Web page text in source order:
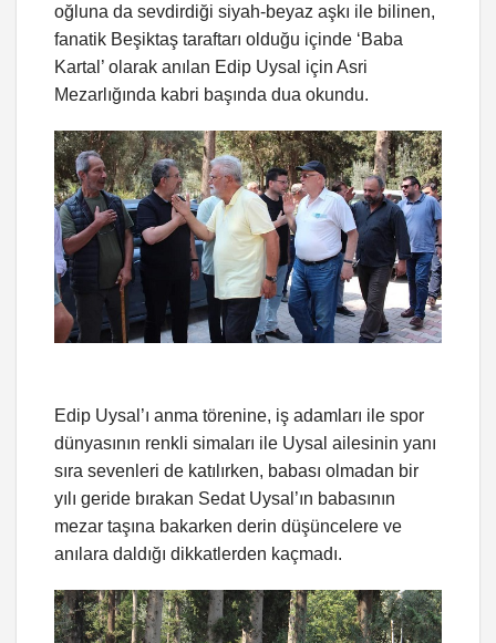
oğluna da sevdirdiği siyah-beyaz aşkı ile bilinen,
fanatik Beşiktaş taraftarı olduğu içinde ‘Baba
Kartal’ olarak anılan Edip Uysal için Asri
Mezarlığında kabri başında dua okundu.
Edip Uysal’ı anma törenine, iş adamları ile spor
dünyasının renkli simaları ile Uysal ailesinin yanı
sıra sevenleri de katılırken, babası olmadan bir
yılı geride bırakan Sedat Uysal’ın babasının
mezar taşına bakarken derin düşüncelere ve
anılara daldığı dikkatlerden kaçmadı.